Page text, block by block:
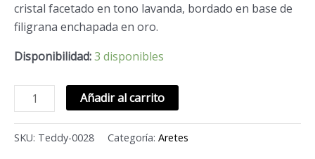
cristal facetado en tono lavanda, bordado en base de
filigrana enchapada en oro.
Disponibilidad:3 disponibles
Añadir al carrito
SKU: Teddy-0028 Categoría: Aretes